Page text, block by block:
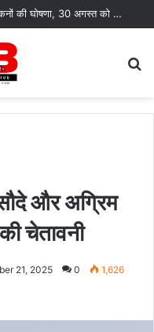
यंग उत्तराखंड सिने अवार्ड्स 2026 के नामांकनों की घोषणा, 30 अगस्त को भारत मंडपम में होगा भव्य समारोह
और अग्रिम
चेतावनी
21, 2025 0 1,626